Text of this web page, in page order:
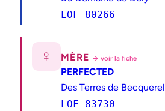
LOF 80266
♀ MÈRE → voir la fiche
PERFECTED
Des Terres de Becquerel
LOF 83730